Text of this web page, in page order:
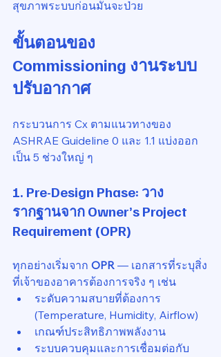
สุขภาพระบบก่อนมันจะป่วย
ขั้นตอนของ
Commissioning งานระบบ
ปรับอากาศ
กระบวนการ Cx ตามแนวทางของ
ASHRAE Guideline 0 และ 1.1 แบ่งออก
เป็น 5 ช่วงใหญ่ ๆ
1. Pre-Design Phase: วาง
รากฐานจาก Owner’s Project
Requirement (OPR)
ทุกอย่างเริ่มจาก OPR — เอกสารที่ระบุสิ่ง
ที่เจ้าของอาคารต้องการจริง ๆ เช่น
ระดับความสบายที่ต้องการ
(Temperature, Humidity, Airflow)
เกณฑ์ประสิทธิภาพพลังงาน
ระบบควบคุมและการเชื่อมต่อกับ